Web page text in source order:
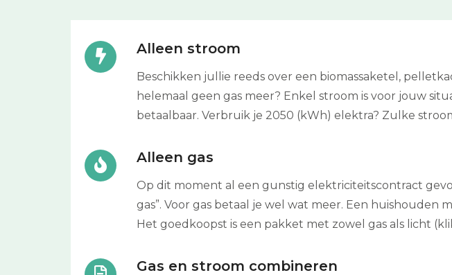
Alleen stroom
Beschikken jullie reeds over een biomassaketel,
helemaal geen gas meer? Enkel stroom is voor jouw
betaalbaar. Verbruik je 2050 (kWh) elektra? Zulke
Alleen gas
Op dit moment al een gunstig elektriciteitscontract
gas”. Voor gas betaal je wel wat meer. Een
Het goedkoopst is een pakket met zowel gas als licht
Gas en stroom combineren